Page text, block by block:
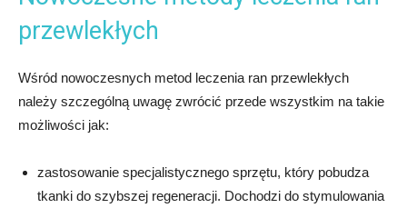
przewlekłych
Wśród nowoczesnych metod leczenia ran przewlekłych
należy szczególną uwagę zwrócić przede wszystkim na takie
możliwości jak:
zastosowanie specjalistycznego sprzętu, który pobudza
tkanki do szybszej regeneracji. Dochodzi do stymulowania